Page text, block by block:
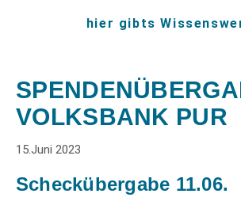
hier gibts
VOLKSBANK PUR
15.Juni 2023
Scheckübergabe 11.06.